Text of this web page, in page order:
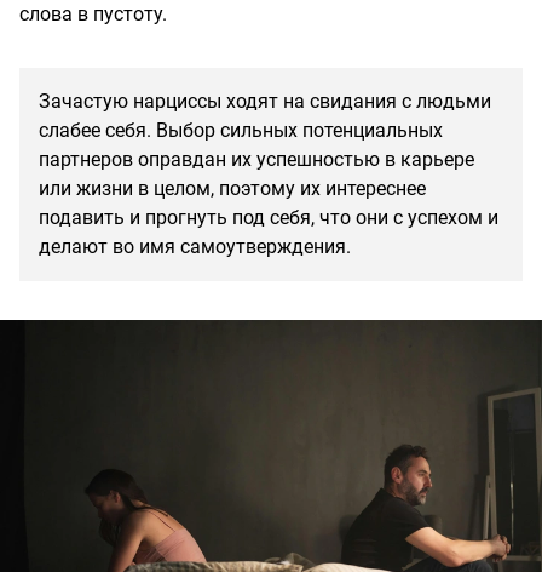
слова в пустоту.
Зачастую нарциссы ходят на свидания с людьми
слабее себя. Выбор сильных потенциальных
партнеров оправдан их успешностью в карьере
или жизни в целом, поэтому их интереснее
подавить и прогнуть под себя, что они с успехом и
делают во имя самоутверждения.